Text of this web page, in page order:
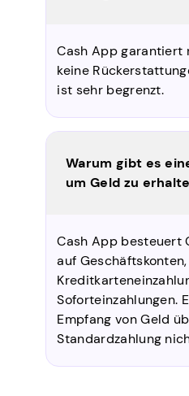
Cash App garantiert
keine
ist sehr begrenzt.
Warum gibt es
um Geld zu
Cash App besteuert
auf Geschäftskonten,
Soforteinzahlungen.
Empfang von Geld
Standardzahlung